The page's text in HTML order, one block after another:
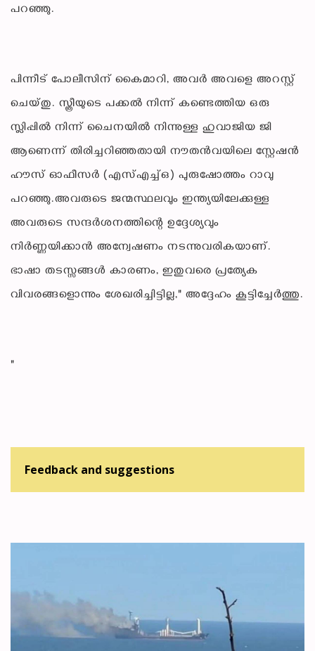
പറഞ്ഞു.
പിന്നീട് പോലീസിന് കൈമാറി, അവർ അവളെ അറസ്റ്റ്
ചെയ്തു. സ്ത്രീയുടെ പക്കൽ നിന്ന് കണ്ടെത്തിയ ഒരു
സ്ലിപ്പിൽ നിന്ന് ചൈനയിൽ നിന്നുള്ള ഹുവാജിയ ജി
ആണെന്ന് തിരിച്ചറിഞ്ഞതായി നൗതൻവയിലെ സ്റ്റേഷൻ
ഹൗസ് ഓഫീസർ (എസ്എച്ച്ഒ) പുരുഷോത്തം റാവു
പറഞ്ഞു.അവരുടെ ജന്മസ്ഥലവും ഇന്ത്യയിലേക്കുള്ള
അവരുടെ സന്ദർശനത്തിന്റെ ഉദ്ദേശ്യവും
നിർണ്ണയിക്കാൻ അന്വേഷണം നടന്നുവരികയാണ്.
ഭാഷാ തടസ്സങ്ങൾ കാരണം, ഇതുവരെ പ്രത്യേക
വിവരങ്ങളൊന്നും ശേഖരിച്ചിട്ടില്ല," അദ്ദേഹം കൂട്ടിച്ചേർത്തു.
"
Feedback and suggestions